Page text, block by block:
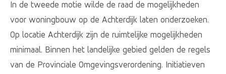
In de tweede motie wilde de raad de mogelijkheden
voor woningbouw op de Achterdijk laten onderzoeken.
Op locatie Achterdijk zijn de ruimtelijke mogelijkheden
minimaal. Binnen het landelijke gebied gelden de regels
van de Provinciale Omgevingsverordening. Initiatieven